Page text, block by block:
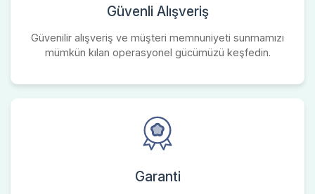
Güvenli Alışveriş
Güvenilir alışveriş ve müşteri memnuniyeti sunmamızı
mümkün kılan operasyonel gücümüzü keşfedin.
Garanti